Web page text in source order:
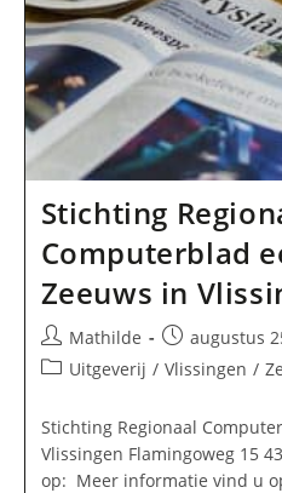
Stichting
Computerblad
Zeeuws in
Bericht
auteur:
Mathilde
Bericht
gepubliceerd
augustus
Berichtcategorie:
Uitgeverij / Vlissingen /
Stichting Regionaal
Vlissingen Flamingoweg 15
op: Meer informatie vind u